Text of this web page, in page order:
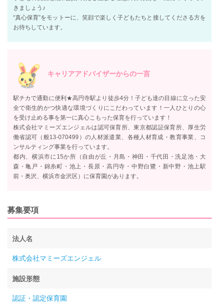
きましょう♪
“真心保育”をモットーに、笑顔で楽しく子どもたちと接してくださる方を
お待ちしています。
キャリアアドバイザーからの一言
駅チカで通勤に便利★高円寺駅より徒歩4分！子ども達の目線に立った安
全で衛生的かつ快適な環境づくりにこだわっています！一人ひとりの心
を受け止める事を第一に真心こもった保育を行っています！
株式会社マミーズエンジェルは認可保育所、東京都認証保育所、厚生労
働省認可（般13-070499）の人材派遣業、各種人材育成・教育事業、コ
ンサルティング事業を行っています。
都内、横浜市に15か所（自由が丘・月島・神田・千代田・洗足池・大
森・亀戸・錦糸町・池上・長原・高円寺・中野白鷺・新中野・池上駅
前・奥沢、横浜市金沢区）に保育園があります。
募集要項
法人名
株式会社マミーズエンジェル
施設形態
認証・認定保育園